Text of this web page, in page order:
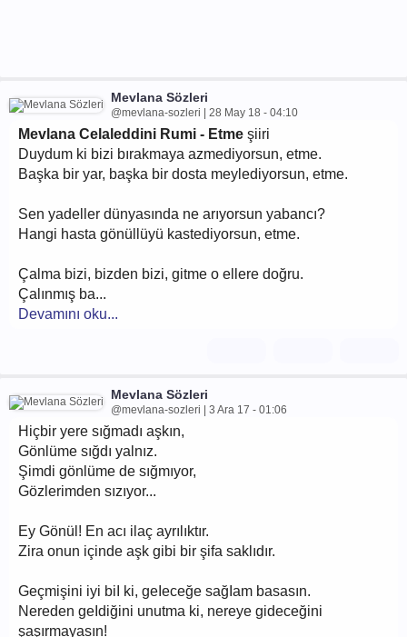
Mevlana Sözleri
@mevlana-sozleri | 28 May 18 - 04:10
Mevlana Celaleddini Rumi - Etme şiiri
Duydum ki bizi bırakmaya azmediyorsun, etme.
Başka bir yar, başka bir dosta meylediyorsun, etme.
Sen yadeller dünyasında ne arıyorsun yabancı?
Hangi hasta gönüllüyü kastediyorsun, etme.
Çalma bizi, bizden bizi, gitme o ellere doğru.
Çalınmış ba...
Devamını oku...
Mevlana Sözleri
@mevlana-sozleri | 3 Ara 17 - 01:06
Hiçbir yere sığmadı aşkın,
Gönlüme sığdı yalnız.
Şimdi gönlüme de sığmıyor,
Gözlerimden sızıyor...
Ey Gönül! En acı ilaç ayrılıktır.
Zira onun içinde aşk gibi bir şifa saklıdır.
Geçmişini iyi biI ki, geIeceğe sağIam basasın.
Nereden geIdiğini unutma ki, nereye gideceğini
şaşırmayasın!